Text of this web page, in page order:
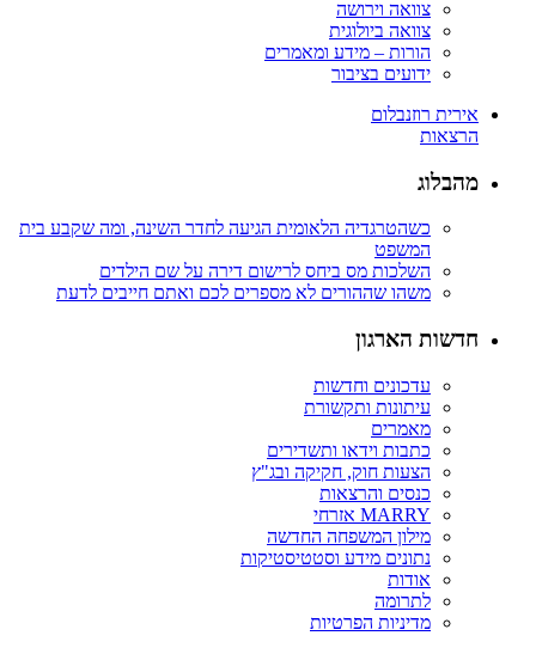
צוואה וירושה
צוואה ביולוגית
הורות – מידע ומאמרים
ידועים בציבור
אירית רוזנבלום
הרצאות
מהבלוג
כשהטרגדיה הלאומית הגיעה לחדר השינה, ומה שקבע בית
המשפט
השלכות מס ביחס לרישום דירה על שם הילדים
משהו שההורים לא מספרים לכם ואתם חייבים לדעת
חדשות הארגון
עדכונים וחדשות
עיתונות ותקשורת
מאמרים
כתבות וידאו ותשדירים
הצעות חוק, חקיקה ובג"ץ
כנסים והרצאות
MARRY אזרחי
מילון המשפחה החדשה
נתונים מידע וסטטיסטיקות
אודות
לתרומה
מדיניות הפרטיות